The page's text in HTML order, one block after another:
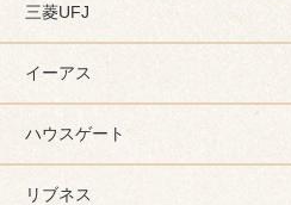
三菱UFJ
イーアス
ハウスゲート
リブネス